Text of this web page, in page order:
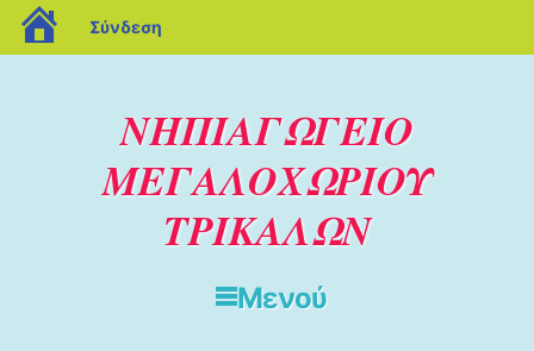
ΝΗΠΙΑΓΩΓΕΙΟ
ΜΕΓΑΛΟΧΩΡΙΟΥ
ΤΡΙΚΑΛΩΝ
Μενού
blogs.sch.gr
Σύνδεση